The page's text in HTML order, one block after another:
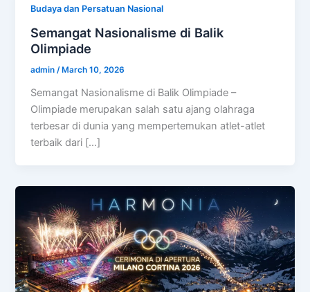
Budaya dan Persatuan Nasional
Semangat Nasionalisme di Balik
Olimpiade
admin /March 10, 2026
Semangat Nasionalisme di Balik Olimpiade –
Olimpiade merupakan salah satu ajang olahraga
terbesar di dunia yang mempertemukan atlet-atlet
terbaik dari […]